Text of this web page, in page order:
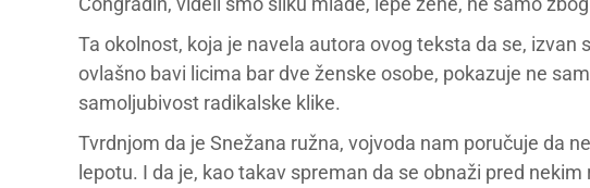
Ta okolnost, koja je navela autora ovog teksta da se,
ovlašno bavi licima bar dve ženske osobe, pokazuje ne
samoljubivost radikalske klike.
Tvrdnjom da je Snežana ružna, vojvoda nam poručuje da
lepotu. I da je, kao takav spreman da se obnaži pred